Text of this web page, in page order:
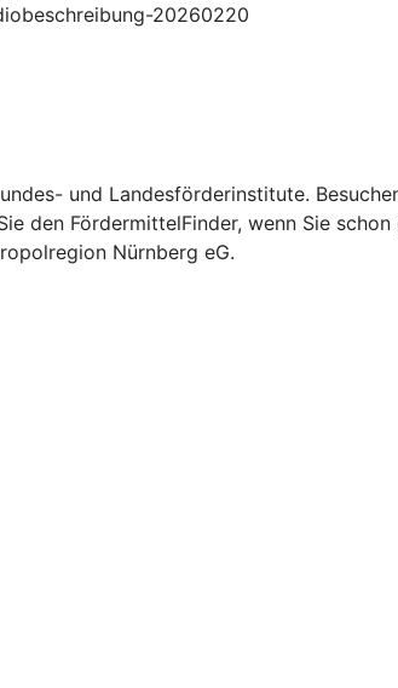
20260220
und Landesförderinstitute.
den FördermittelFinder, wenn Sie
Nürnberg eG.